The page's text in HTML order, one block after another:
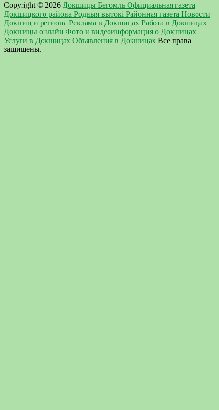
Copyright © 2026 Докшицы Бегомль Официальная газета
Докшицкого района Родныя вытокi Районная газета Новости
Докшиц и региона Реклама в Докшицах Работа в Докшицах
Докшицы онлайн Фото и видеоинформация о Докшицах
Услуги в Докшицах Объявления в Докшицах Все права
защищены.